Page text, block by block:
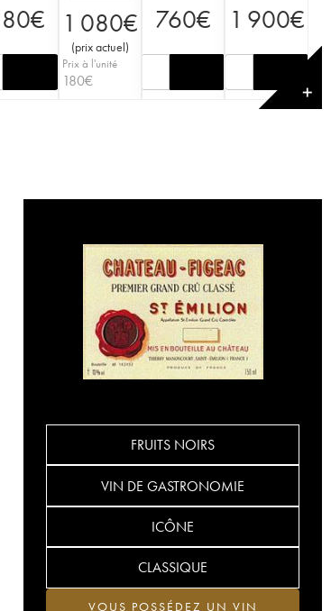
€ 1 080€
(prix actuel)
Prix à l'unité
180€
760€ 1 900€
✕
FRUITS NOIRS
VIN DE GASTRONOMIE
ICÔNE
CLASSIQUE
VOUS POSSÉDEZ UN VIN